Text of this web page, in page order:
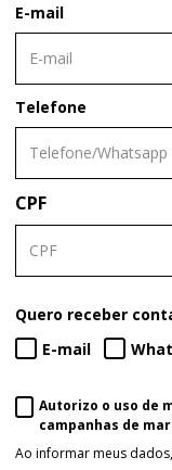
E-mail
Telefone
CPF
Quero receber
E-mail
Autorizo o uso de
campanhas de
Ao informar meus